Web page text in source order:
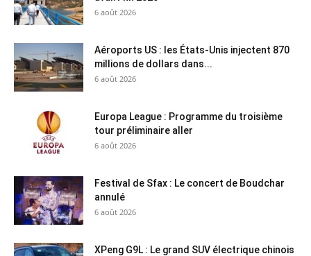
6 août 2026
Aéroports US : les États-Unis injectent 870
millions de dollars dans...
6 août 2026
Europa League : Programme du troisième
tour préliminaire aller
6 août 2026
Festival de Sfax : Le concert de Boudchar
annulé
6 août 2026
XPeng G9L : Le grand SUV électrique chinois